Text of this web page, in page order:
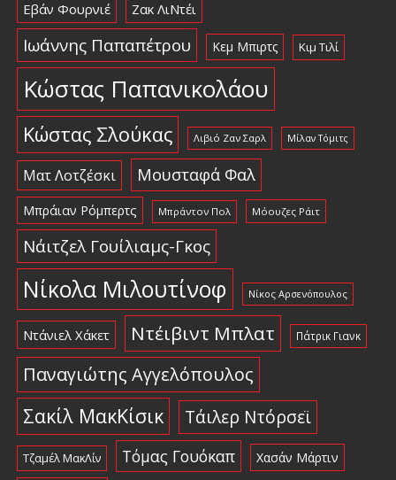
Εβάν Φουρνιέ Ζακ ΛιΝτέι
Ιωάννης Παπαπέτρου Κεμ Μπιρτς Κιμ Τιλί
Κώστας Παπανικολάου
Κώστας Σλούκας Λιβιό Ζαν Σαρλ Μίλαν Τόμιτς
Ματ Λοτζέσκι Μουσταφά Φαλ
Μπράιαν Ρόμπερτς Μπράντον Πολ Μόουζες Ράιτ
Νάιτζελ Γουίλιαμς-Γκος
Νίκολα Μιλουτίνοφ Νίκος Αρσενόπουλος
Ντάνιελ Χάκετ Ντέιβιντ Μπλατ Πάτρικ Γιανκ
Παναγιώτης Αγγελόπουλος
Σακίλ ΜακΚίσικ Τάιλερ Ντόρσεϊ
Τζαμέλ ΜακΛίν Τόμας Γουόκαπ Χασάν Μάρτιν